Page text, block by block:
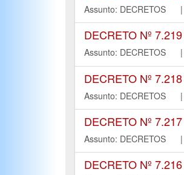
Assunto: DECRETOS
DECRETO Nº
Assunto: DECRETOS
DECRETO Nº
Assunto: DECRETOS
DECRETO Nº
Assunto: DECRETOS
DECRETO Nº